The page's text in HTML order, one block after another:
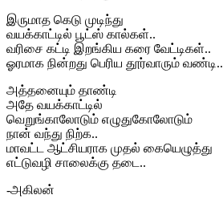
இருமாத கெடு முடிந்து
வயக்காட்டில் பூட்ஸ் கால்கள்..
வரிசை கட்டி இறங்கிய கரை வேட்டிகள்..
ஓரமாக நின்றது பெரிய தூர்வாரும் வண்டி..
அத்தனையும் தாண்டி
அதே வயக்காட்டில்
வெறுங்காலோடும் எழுதுகோலோடும்
நான் வந்து நிற்க..
மாவட்ட ஆட்சியராக முதல் கையெழுத்து
எட்டுவழி சாலைக்கு தடை..
-அகிலன்